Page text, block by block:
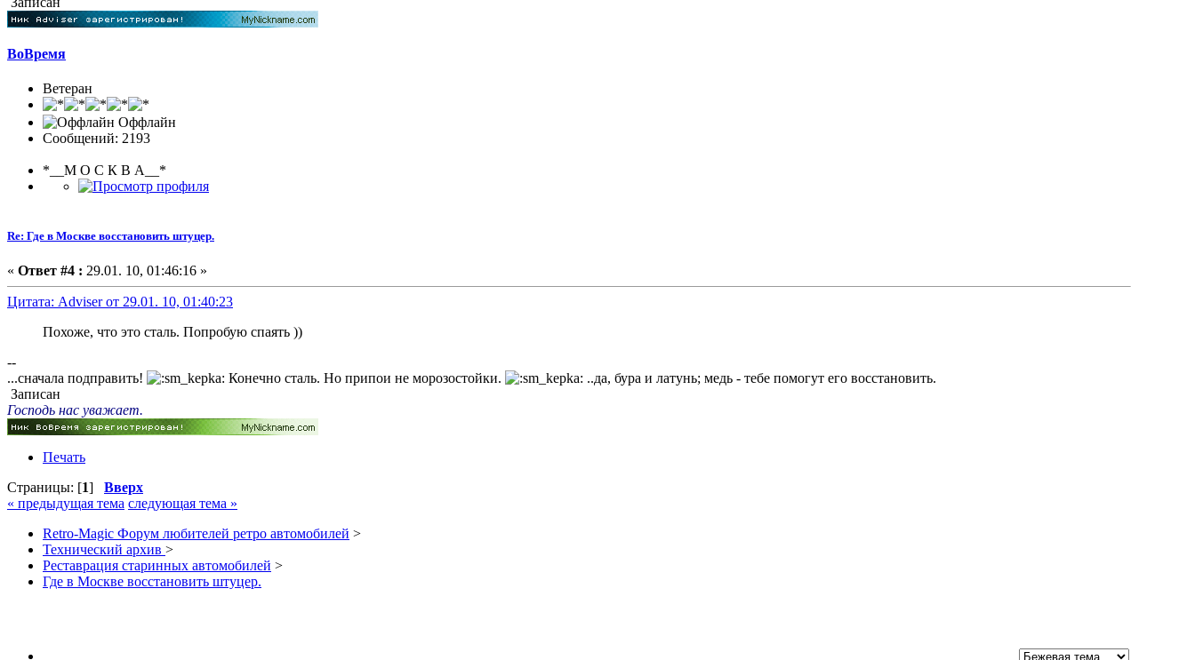
ВоВремя
Ветеран
Оффлайн
Сообщений: 2193
*__М О С К В А__*
Re: Где в Москве восстановить штуцер.
« Ответ #4 : 29.01. 10, 01:46:16 »
Цитата: Adviser от 29.01. 10, 01:40:23
Похоже, что это сталь. Попробую спаять ))
--
...сначала подправить!
Конечно сталь. Но припои не морозостойки.
..да, бура и латунь; медь - тебе помогут его восстановить.
Записан
Господь нас уважает.
Печать
Страницы: [1] Вверх
« предыдущая тема следующая тема »
Retro-Magic Форум любителей ретро автомобилей >
Технический архив >
Реставрация старинных автомобилей >
Где в Москве восстановить штуцер.